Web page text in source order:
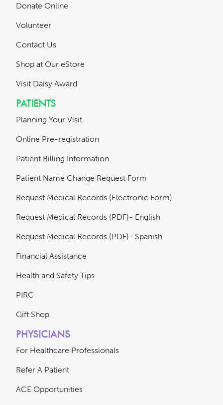
Donate Online
Volunteer
Contact Us
Shop at Our eStore
Visit Daisy Award
PATIENTS
Planning Your Visit
Online Pre-registration
Patient Billing Information
Patient Name Change Request Form
Request Medical Records (Electronic Form)
Request Medical Records (PDF)- English
Request Medical Records (PDF)- Spanish
Financial Assistance
Health and Safety Tips
PIRC
Gift Shop
PHYSICIANS
For Healthcare Professionals
Refer A Patient
ACE Opportunities